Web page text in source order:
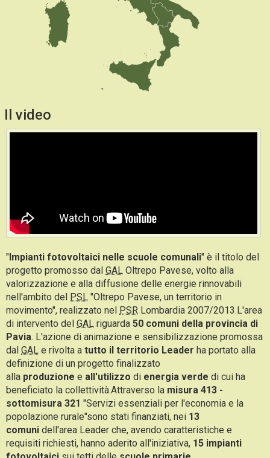
Il video
"Impianti fotovoltaici nelle scuole comunali" è il titolo del
progetto promosso dal GAL Oltrepo Pavese, volto alla
valorizzazione e alla diffusione delle energie rinnovabili
nell'ambito del PSL "Oltrepo Pavese, un territorio in
movimento", realizzato nel PSR Lombardia 2007/2013.L'area
di intervento del GAL riguarda 50 comuni della provincia di
Pavia. L'azione di animazione e sensibilizzazione promossa
dal GAL e rivolta a tutto il territorio Leader ha portato alla
definizione di un progetto finalizzato
alla produzione e all'utilizzo di energia verde di cui ha
beneficiato la collettività.Attraverso la misura 413 -
sottomisura 321 "Servizi essenziali per l'economia e la
popolazione rurale"sono stati finanziati, nei 13
comuni dell'area Leader che, avendo caratteristiche e
requisiti richiesti, hanno aderito all'iniziativa, 15 impianti